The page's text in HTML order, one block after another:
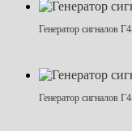
Генератор сигналов
Генератор сигналов